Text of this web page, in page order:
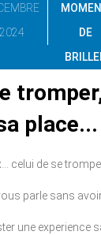
2024
DE
place...
celui de se
parle sans
une experience